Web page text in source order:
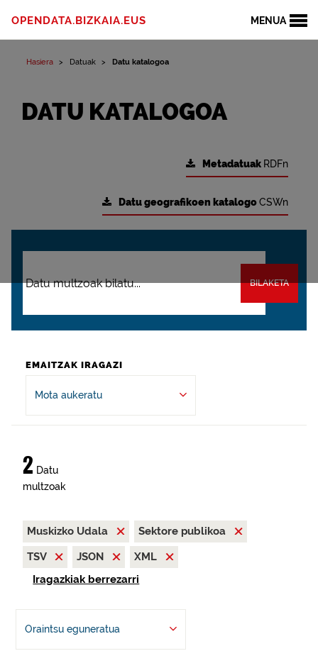
MENUA
OPENDATA.BIZKAIA.EUS
Hasiera Datuak Datu katalogoa
DATU KATALOGOA
Metadatuak RDFn
Datu geografikoen katalogoCSWn
BILAKETA
EMAITZAK IRAGAZI
Mota aukeratu
2 Datu
multzoak
Muskizko Udala
Sektore publikoa
TSV
JSON
XML
Iragazkiak berrezarri
Oraintsu eguneratua